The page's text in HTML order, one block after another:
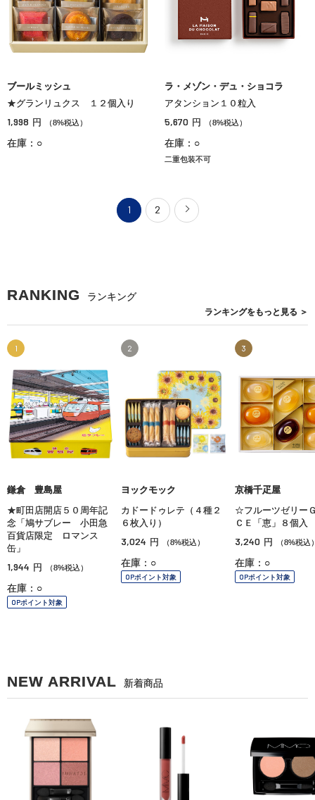
ブールミッシュ
★グランリュクス １２個入り
1,998 円 （8%税込）
在庫：○
ラ・メゾン・デュ・ショコラ
アタンション１０粒入
5,670 円 （8%税込）
在庫：○
二重包装不可
1 2
RANKING ランキング
ランキングをもっと見る ＞
1
鎌倉 豊島屋
★町田店開店５０周年記
念「鳩サブレー 小田急
百貨店限定 ロマンス
缶」
1,944 円 （8%税込）
在庫：○
OPポイント対象
2
ヨックモック
カドードゥレテ（４種２
６枚入り）
3,024 円 （8%税込）
在庫：○
OPポイント対象
3
京橋千疋屋
☆フルーツゼリー
ＣＥ「恵」８個入
3,240 円 （8%税込
在庫：○
OPポイント対象
NEW ARRIVAL 新着商品